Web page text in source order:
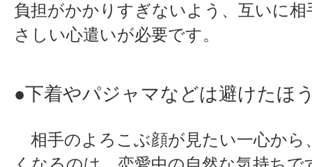
負担がかかりすぎないよう、互いに
さしい心遣いが必要です。
●下着やパジャマなどは避けたほ
相手のよろこぶ顔が見たい一心から